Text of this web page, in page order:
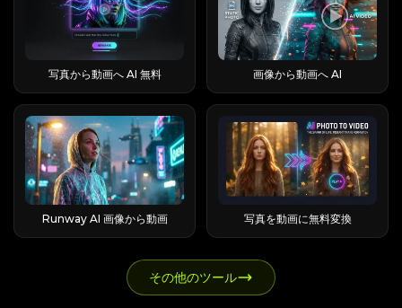
スペースを確保してください。 顔の表情の一貫性
と頭部の回転に関するテスト結果：小さな顔の動
きは問題なくできるが、大きな頭部の回転は依然
として難しい。 鮮明な正面からの原画像を使用す
れば、まばたき、微笑み、軽い視線、わずかな頭
の動きなども自然に見せることができる。 大きく
化、または一時的な同一性喪失を引き起こす可能
性があります。 Kling 3.0の要素バインディング
機能を使用すると、顔画像や短い顔動画を追加で
きます。 正面、斜め3/4、横顔の参考画像を用い
ることで、側面図や表情の一貫性を向上させるこ
とができる。 しかし、素早い表情の変化、大きな
首の動き、顔を覆う手などは、依然として歪みを
引き起こす可能性があります。 手と物体とのイン
使用可能ですが、指と小道具とのインタラクショ
ンは安定性に欠けます。 手を振る、腕を上げる、
指をさすといった動作は、全体の動きの軌跡が明
て「本当に気が狂ったと思った」と認めていま
す。 MetaはMeta AIアプリの方向性をチャットと
キャンバスにシフトさせ、動画や画像の生成機能
全体を独立したVibes.aiに移行させた。 その分裂
こそ、ほとんどの競合他社の記事が見落としてい
る点であり、それらは未だに発売当初の枠組みに
囚われているからだ。 ビデオボタンが消えたとし
ても、故障したわけではなく、単に位置が変わっ
ただけです。 あなたが実際に意図しているかもし
れないその他の「雰囲気」ツール（簡単な曖昧さ
解消表） 多くの無関係な製品が「雰囲気」という
名前を共有しています。 すぐに除外できるよう
ル 実際の内容 VIBE app (vibeaiapp.com) マルチ
モデルビデオジェネレーター (Sora、Kling、Veo)
VibeMe AI 写真 + 曲 → ミュージックビデオ
Vibemotion 人間 + AI タイムラインエディター
(MCP ベース) vibesai.io バイラルショートフォー
クリップの条件として使用します。 LTX Video
は、順方向および逆方向への拡張、ならびに画
像、短いビデオセグメント、および複数のキーフ
レームからの条件付けを正式にサポートしていま
す。 これにより、シーンの全体的な構図と動きの
方向を維持しながら、シーンを継続することが可
能になります。 シームレスなマルチクリップ生
成 より複雑なビデオは、多くの場合、短いシー
ンに分割されます。 各シーンは個別に生成される
が、あるクリップの終わりは、次のクリップの始
まりと一致するように設計されている。 その後、
クリップは、オーバーラップするフレーム、フレ
ーム補間、オプティカルフロー処理、または短い
クロスフェードと組み合わせることができます。
このアプローチにより、物語に対するコントロー
無駄にするリスクを軽減できます。 長尺動画生成
に最適な ComfyUI モデル 最適なモデルは、作成
とです。 簡単に言うと、画像全体を再生成するこ
となく、画像の一部だけを変更するように指示で
きるということです。 例えば、「この部屋をもっ
と良く見せてください」と言う代わりに、「ソフ
ァの生地だけを変えて、照明と部屋のレイアウト
はそのままにしてください」と言うことができま
す。 そういった指示は、実際の設計作業において
はるかに役立ちます。 ByteDanceは公式資料に
おいてもレイヤー分離を実証している。 しかし、
この記事執筆時点では、レイヤー分離ワークフロ
ーはすべての公開製品のワークフローで広く利用
できるわけではないため、このガイドではすぐに
使用できるコアメソッドとしては扱いません。
Seedream 5.0 Proは、リアルな商業用ビジュア
ルを実現するため、リアルな照明、マテリアルの
にも重点を置いています。 そのため、商品広告、
ファッションビジュアル、ポートレート写真、イ
ンテリアデザイン、ライフスタイル画像、映画の
すべてのサウンドレイヤーを手動で構築する代わ
りに、1つのプロンプトで完全なオーディオシーン
を記述できることを意味します。 例えば、雨の降
る街の情景を描写する際に、二人の人物が会話し
ている様子、静かなサスペンス調の音楽、遠くで
聞こえる車の音、足音、そして緊張感のある感情
的なトーンを盛り込むことができます。 従来の音
声合成ツールは、音声のセリフを生成するだけか
もしれない。 Seed Audio 1.0は、音場全体を理解
するように設計されています。 それが本当の違い
だ。 Seed Audio 1.0が他と違うと感じる理由 従来
のAIオーディオワークフローの最大の問題点は、
断片化です。 音声には1つのツールが必要です。
音楽のためのもう一つのツール。 効果音のための
もう一つのツール。 すべてを整列させるための別
グを微調整したりして、最終的な音声が自然に聞
こえるようにする必要があります。 プロの編集者
にとっては、これはごく普通のことだ。 一般のク
す。 その組み合わせこそが、無料アクセスへの需
要が非常に高い理由を説明している。 Nano
Banana AIは本当に無料ですか？ （正直な回答）
はい、Nano Banana AIは制限付きではあります
が、完全に無料です。 Geminiアプリでは、1日に
供されます。 AI Studioでは、50件の無料リクエ
ストを提供しています。 Flowは最大150単位を付
与します。 VideoPlus.aiのようなプラットフォー
ムは、Googleアカウントすら必要としません。
トレードオフ？ 無料オプションはすべて、音量、
解像度、またはコンテンツに制限があります。
Google Geminiアプリで無料で入手できるもの：
1日あたり約20枚のNB2画像と2枚のNB Pro画像
すべての出力には、ピクセルレベルでGoogleの
SynthIDウォーターマークが入ります。 よくある
不満点の一つは、GoogleがデフォルトでNB2を
写真から動画へ AI 無料 画像から動画へ AI
Runway AI 画像から動画 写真を動画に無料変換
その他のツール